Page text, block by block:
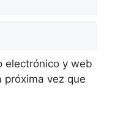
electrónico y web
próxima vez que